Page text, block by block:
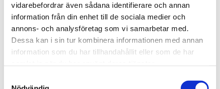
vidarebefordrar även sådana identifierare och annan
information från din enhet till de sociala medier och
annons- och analysföretag som vi samarbetar med.
Dessa kan i sin tur kombinera informationen med annan
information som du har tillhandahållit eller som de har
Komplikationer
LADDA NER